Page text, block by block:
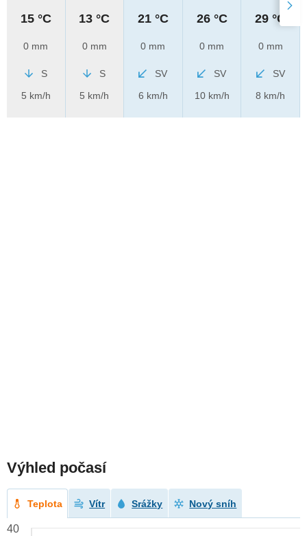
15 °C
0 mm
S
5 km/h
13 °C
0 mm
S
5 km/h
21 °C
0 mm
SV
6 km/h
26 °C
0 mm
SV
10 km/h
29 °C
0 mm
SV
8 km/h
Výhled počasí
Teplota Vítr Srážky Nový sníh
40